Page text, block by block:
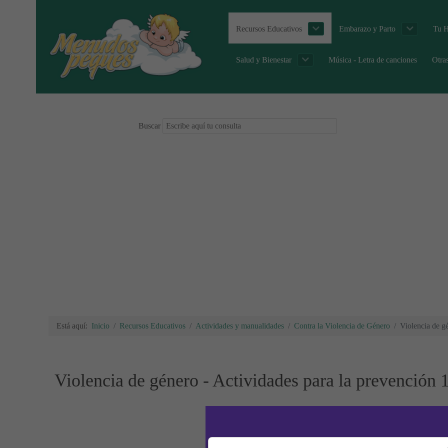
Recursos Educativos Embarazo y Parto Tu
Salud y Bienestar Música - Letra de canciones
Buscar
Está aquí: Inicio Recursos Educativos Actividades y manualidades Contra la Violencia de Género Violencia de
Violencia de género - Actividades para la prevención